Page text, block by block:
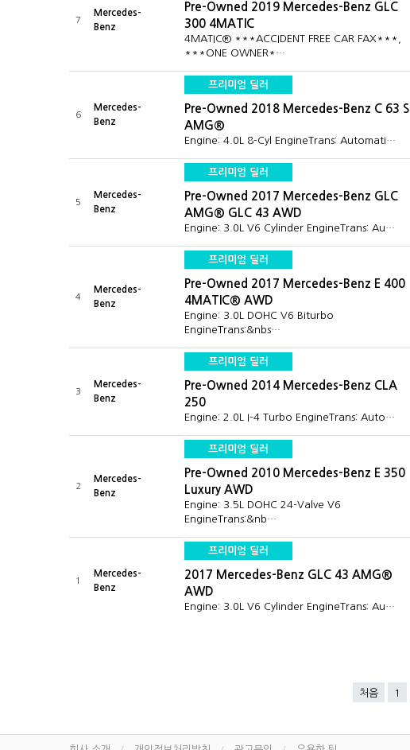
7
Mercedes-
Benz
Pre-Owned 2019 Mercedes-Benz GLC
300 4MATIC
4MATIC® ***ACCIDENT FREE CAR FAX***,
***ONE OWNER*…
6
Mercedes-
Benz
프리미엄 딜러
Pre-Owned 2018 Mercedes-Benz C 63 S
AMG®
Engine: 4.0L 8-Cyl EngineTrans: Automati…
5
Mercedes-
Benz
프리미엄 딜러
Pre-Owned 2017 Mercedes-Benz GLC
AMG® GLC 43 AWD
Engine: 3.0L V6 Cylinder EngineTrans: Au…
4
Mercedes-
Benz
프리미엄 딜러
Pre-Owned 2017 Mercedes-Benz E 400
4MATIC® AWD
Engine: 3.0L DOHC V6 Biturbo
EngineTrans:&nbs…
3
Mercedes-
Benz
프리미엄 딜러
Pre-Owned 2014 Mercedes-Benz CLA
250
Engine: 2.0L I-4 Turbo EngineTrans: Auto…
2
Mercedes-
Benz
프리미엄 딜러
Pre-Owned 2010 Mercedes-Benz E 350
Luxury AWD
Engine: 3.5L DOHC 24-Valve V6
EngineTrans:&nb…
1
Mercedes-
Benz
프리미엄 딜러
2017 Mercedes-Benz GLC 43 AMG®
AWD
Engine: 3.0L V6 Cylinder EngineTrans: Au…
처음 1